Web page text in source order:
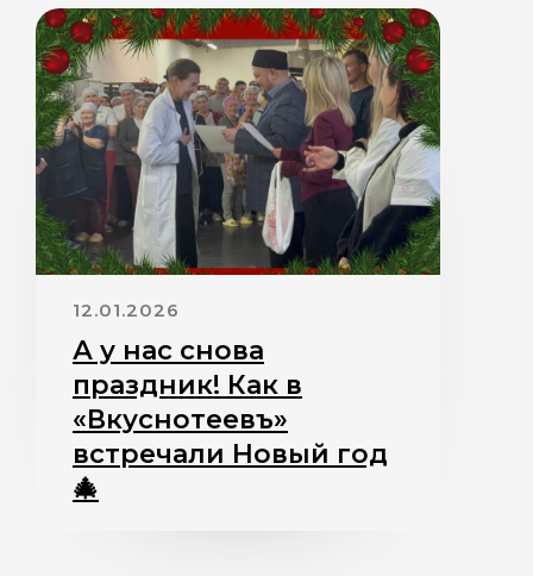
12.01.2026
А у нас снова
праздник! Как в
«Вкуснотеевъ»
встречали Новый год
🎄